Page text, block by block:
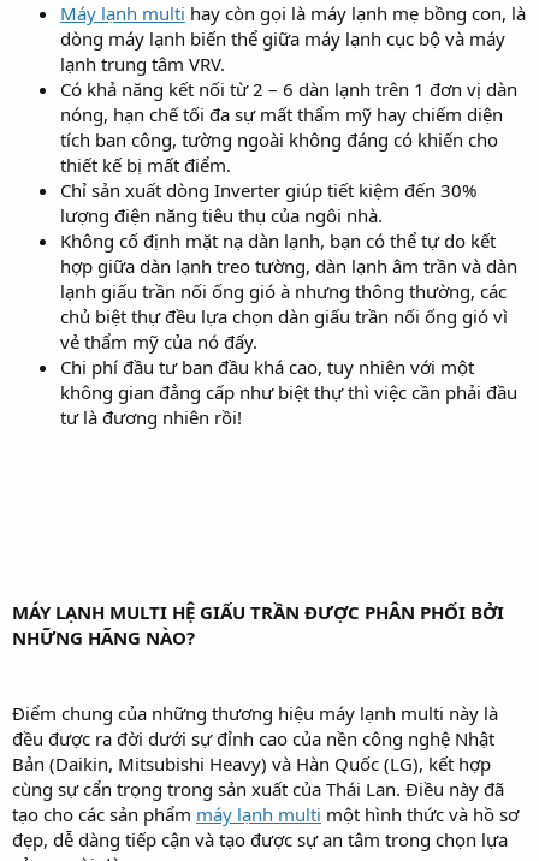
Máy lạnh multi hay còn gọi là máy lạnh mẹ bồng con, là
dòng máy lạnh biến thể giữa máy lạnh cục bộ và máy
lạnh trung tâm VRV.
Có khả năng kết nối từ 2 – 6 dàn lạnh trên 1 đơn vị dàn
nóng, hạn chế tối đa sự mất thẩm mỹ hay chiếm diện
tích ban công, tường ngoài không đáng có khiến cho
thiết kế bị mất điểm.
Chỉ sản xuất dòng Inverter giúp tiết kiệm đến 30%
lượng điện năng tiêu thụ của ngôi nhà.
Không cố định mặt nạ dàn lạnh, bạn có thể tự do kết
hợp giữa dàn lạnh treo tường, dàn lạnh âm trần và dàn
lạnh giấu trần nối ống gió à nhưng thông thường, các
chủ biệt thự đều lựa chọn dàn giấu trần nối ống gió vì
vẻ thẩm mỹ của nó đấy.
Chi phí đầu tư ban đầu khá cao, tuy nhiên với một
không gian đẳng cấp như biệt thự thì việc cần phải đầu
tư là đương nhiên rồi!
MÁY LẠNH MULTI HỆ GIẤU TRẦN ĐƯỢC PHÂN PHỐI BỞI
NHỮNG HÃNG NÀO?
Điểm chung của những thương hiệu máy lạnh multi này là
đều được ra đời dưới sự đỉnh cao của nền công nghệ Nhật
Bản (Daikin, Mitsubishi Heavy) và Hàn Quốc (LG), kết hợp
cùng sự cẩn trọng trong sản xuất của Thái Lan. Điều này đã
tạo cho các sản phẩm máy lạnh multi một hình thức và hồ sơ
đẹp, dễ dàng tiếp cận và tạo được sự an tâm trong chọn lựa